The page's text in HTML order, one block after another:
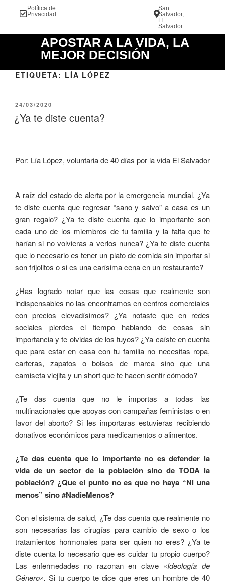
Política de
Privacidad
San
Salvador,
El
Salvador
APOSTAR A LA VIDA, LA
MEJOR DECISIÓN
ETIQUETA: LÍA LÓPEZ
24/03/2020
¿Ya te diste cuenta?
Por: Lía López, voluntaria de 40 días por la vida El Salvador
A raíz del estado de alerta por la emergencia mundial. ¿Ya
te diste cuenta que regresar “sano y salvo” a casa es un
gran regalo? ¿Ya te diste cuenta que lo importante son
cada uno de los miembros de tu familia y la falta que te
harían si no volvieras a verlos nunca? ¿Ya te diste cuenta
que lo necesario es tener un plato de comida sin importar si
son frijolitos o si es una carísima cena en un restaurante?
¿Has logrado notar que las cosas que realmente son
indispensables no las encontramos en centros comerciales
con precios elevadísimos? ¿Ya notaste que en redes
sociales pierdes el tiempo hablando de cosas sin
importancia y te olvidas de los tuyos? ¿Ya caíste en cuenta
que para estar en casa con tu familia no necesitas ropa,
carteras, zapatos o bolsos de marca sino que una
camiseta viejita y un short que te hacen sentir cómodo?
¿Te das cuenta que no le importas a todas las
multinacionales que apoyas con campañas feministas o en
favor del aborto? Si les importaras estuvieras recibiendo
donativos económicos para medicamentos o alimentos.
¿Te das cuenta que lo importante no es defender la
vida de un sector de la población sino de TODA la
población? ¿Que el punto no es que no haya “Ni una
menos” sino #NadieMenos?
Con el sistema de salud, ¿Te das cuenta que realmente no
son necesarias las cirugías para cambio de sexo o los
tratamientos hormonales para ser quien no eres? ¿Ya te
diste cuenta lo necesario que es cuidar tu propio cuerpo?
Las enfermedades no razonan en clave «Ideología de
Género».Si tu cuerpo te dice que eres un hombre de 40